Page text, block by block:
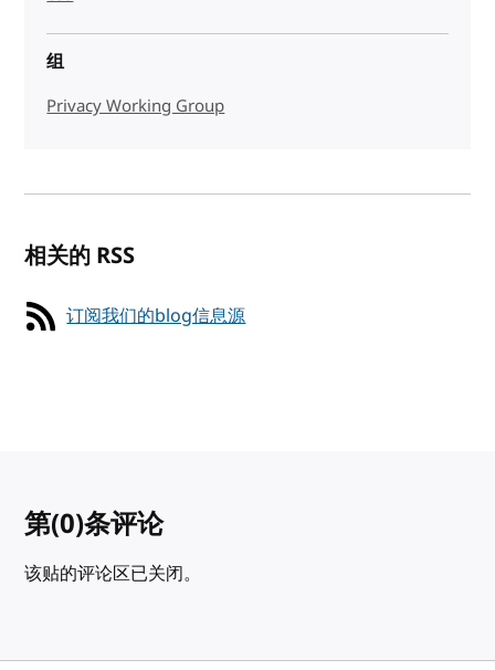
组
Privacy Working Group
相关的 RSS
订阅我们的blog信息源
第(0)条评论
该贴的评论区已关闭。